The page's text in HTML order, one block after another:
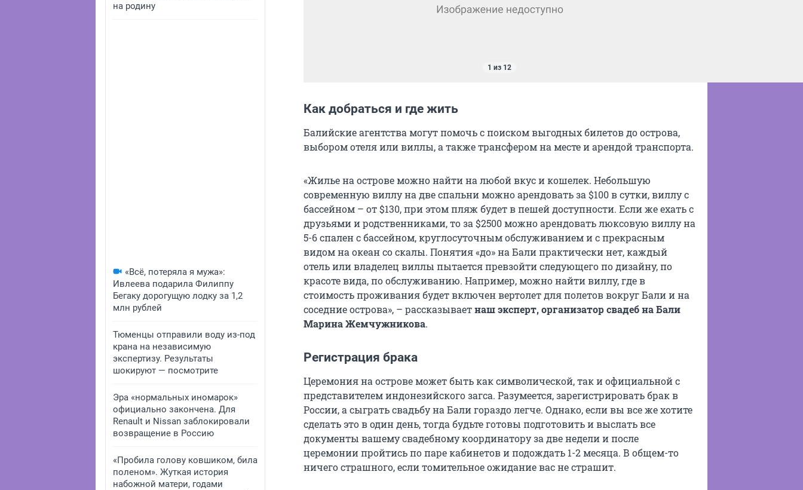
на родину
«Всё, потеряла я мужа»:
Ивлеева подарила Филиппу
Бегаку дорогущую лодку за 1,2
млн рублей
Тюменцы отправили воду из-под
крана на независимую
экспертизу. Результаты
шокируют — посмотрите
Эра «нормальных иномарок»
официально закончена. Для
Renault и Nissan заблокировали
возвращение в Россию
«Пробила голову ковшиком, била
поленом». Жуткая история
набожной матери, годами
1 из 12
Как добраться и где жить
Балийские агентства могут помочь с поиском выгодных билетов до острова,
выбором отеля или виллы, а также трансфером на месте и арендой транспорта.
«Жилье на острове можно найти на любой вкус и кошелек. Небольшую
современную виллу на две спальни можно арендовать за $100 в сутки, виллу с
бассейном – от $130, при этом пляж будет в пешей доступности. Если же ехать с
друзьями и родственниками, то за $2500 можно арендовать люксовую виллу на
5-6 спален с бассейном, круглосуточным обслуживанием и с прекрасным
видом на океан со скалы. Понятия «до» на Бали практически нет, каждый
отель или владелец виллы пытается превзойти следующего по дизайну, по
красоте вида, по обслуживанию. Например, можно найти виллу, где в
стоимость проживания будет включен вертолет для полетов вокруг Бали и на
соседние острова», – рассказываетнаш эксперт, организатор свадеб на Бали
Марина Жемчужникова.
Регистрация брака
Церемония на острове может быть как символической, так и официальной с
представителем индонезийского загса. Разумеется, зарегистрировать брак в
России, а сыграть свадьбу на Бали гораздо легче. Однако, если вы все же хотите
сделать это в один день, тогда будьте готовы подготовить и выслать все
документы вашему свадебному координатору за две недели и после
церемонии пройтись по паре кабинетов и подождать 1-2 месяца. В общем-то
ничего страшного, если томительное ожидание вас не страшит.